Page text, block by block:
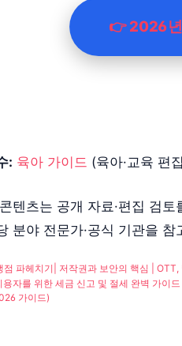
👉 2026년
: 육아 가이드 (육아·교육 편
텐츠는 공개 자료·편집 검
분야 전문가·공식 기관을 참
점 파헤치기| 저작권과 보안의 핵심 | OTT,
자를 위한 세금 신고 및 절세 완벽 가이드
가이드)